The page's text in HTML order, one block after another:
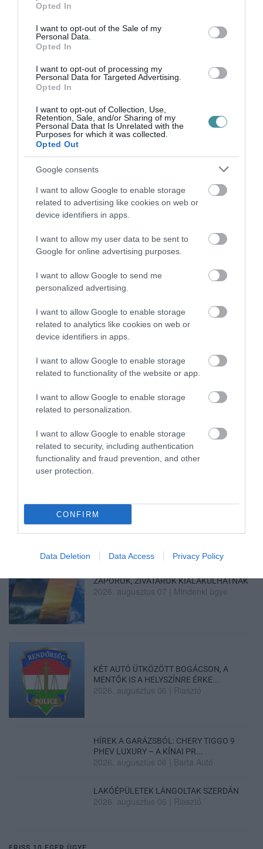
use your data for below specified purposes in below Google
consent section.
Opted In
I want to opt-out of the Sale of my
Personal Data.
Opted In
I want to opt-out of processing my
Personal Data for Targeted Advertising.
Opted In
I want to opt-out of Collection, Use,
Retention, Sale, and/or Sharing of my
Personal Data that Is Unrelated with the
Purposes for which it was collected.
Opted Out
Google consents
I want to allow Google to enable storage
related to advertising like cookies on web or
device identifiers in apps.
I want to allow my user data to be sent to
Google for online advertising purposes.
I want to allow Google to send me
personalized advertising.
I want to allow Google to enable storage
related to analytics like cookies on web or
device identifiers in apps.
I want to allow Google to enable storage
related to functionality of the website or app.
I want to allow Google to enable storage
related to personalization.
I want to allow Google to enable storage
related to security, including authentication
functionality and fraud prevention, and other
user protection.
CONFIRM
Data Deletion Data Access Privacy Policy
TELJESEN ÚJRAINDUL A P...
2026. augusztus 07|Mindenki ügye
TANULJ NÉMETÜL OTTHONRÓL: A
DIGITÁLIS TANULÁS ELŐNYEI
ÚJRAINDULNAK A KORÁBBAN
LEÁLLÍTOTT SZOLGÁLTATÁSOK AZ EGRI...
2026. augusztus 07
TÍZ ÉVE NEM VOLT ILYEN ALACSONY AZ
2026. augusztus 07|Mindenki ügye
ÖS FŐÚTON EGERBEN
2026. augusztus 07
2026. augusztus 07|Környék ügye
ZÁPOROK, ZIVATAROK KIALAKULHATNAK
2026. augusztus 07 Mindenki ügye
KÉT AUTÓ ÜTKÖZÖTT BOGÁCSON, A
MENTŐK IS A HELYSZÍNRE ÉRKE...
2026. augusztus 06 Riasztó
HÍREK A GARÁZSBÓL: CHERY TIGGO 9
PHEV LUXURY – A KÍNAI PR...
2026. augusztus 06 Barta Autó
LAKÓÉPÜLETEK LÁNGOLTAK SZERDÁN
2026. augusztus 06 Riasztó